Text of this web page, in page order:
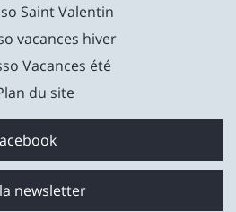
Saint Valentin
vacances hiver
Vacances été
du site
newsletter